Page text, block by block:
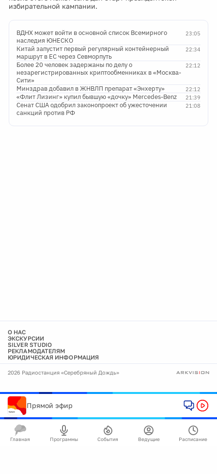
избирательной кампании.
23:05
ВДНХ может войти в основной список Всемирного
наследия ЮНЕСКО
22:34
Китай запустит первый регулярный контейнерный
маршрут в ЕС через Севморпуть
22:12
Более 20 человек задержаны по делу о
незарегистрированных криптообменниках в «Москва-
Сити»
22:12
Минздрав добавил в ЖНВЛП препарат «Энхерту»
21:39
«Флит Лизинг» купил бывшую «дочку» Mercedes-Benz
21:08
Сенат США одобрил законопроект об ужесточении
санкций против РФ
О НАС
ЭКСКУРСИИ
SILVER STUDIO
РЕКЛАМОДАТЕЛЯМ
ЮРИДИЧЕСКАЯ ИНФОРМАЦИЯ
2026 Радиостанция «Серебряный Дождь»
Прямой эфир
Главная Программы События Ведущие Расписание